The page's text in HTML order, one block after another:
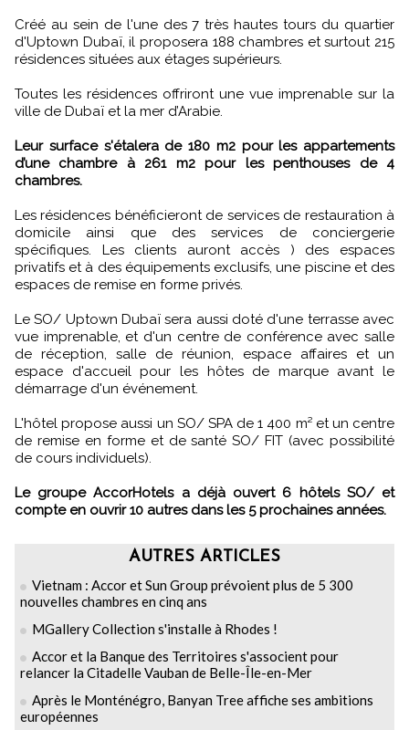
Créé au sein de l'une des 7 très hautes tours du quartier
d'Uptown Dubaï, il proposera 188 chambres et surtout 215
résidences situées aux étages supérieurs.
Toutes les résidences offriront une vue imprenable sur la
ville de Dubaï et la mer d’Arabie.
Leur surface s'étalera de 180 m2 pour les appartements
d’une chambre à 261 m2 pour les penthouses de 4
chambres.
Les résidences bénéficieront de services de restauration à
domicile ainsi que des services de conciergerie
spécifiques. Les clients auront accès ) des espaces
privatifs et à des équipements exclusifs, une piscine et des
espaces de remise en forme privés.
Le SO/ Uptown Dubaï sera aussi doté d'une terrasse avec
vue imprenable, et d'un centre de conférence avec salle
de réception, salle de réunion, espace affaires et un
espace d'accueil pour les hôtes de marque avant le
démarrage d'un événement.
L'hôtel propose aussi un SO/ SPA de 1 400 m² et un centre
de remise en forme et de santé SO/ FIT (avec possibilité
de cours individuels).
Le groupe AccorHotels a déjà ouvert 6 hôtels SO/ et
compte en ouvrir 10 autres dans les 5 prochaines années.
AUTRES ARTICLES
Vietnam : Accor et Sun Group prévoient plus de 5 300
nouvelles chambres en cinq ans
MGallery Collection s'installe à Rhodes !
Accor et la Banque des Territoires s'associent pour
relancer la Citadelle Vauban de Belle-Île-en-Mer
Après le Monténégro, Banyan Tree affiche ses ambitions
européennes